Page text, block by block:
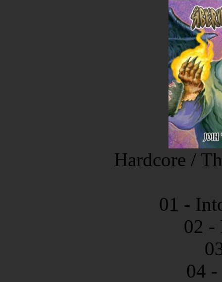
Hardcore /
01 -
02 -
04